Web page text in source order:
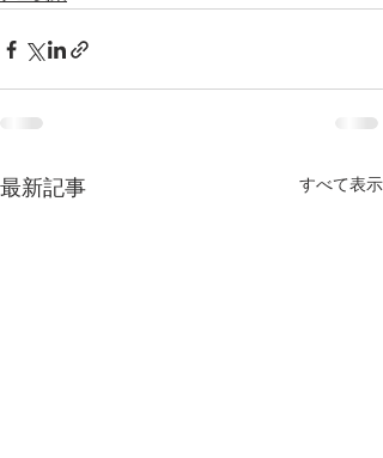
最新記事 すべて表示